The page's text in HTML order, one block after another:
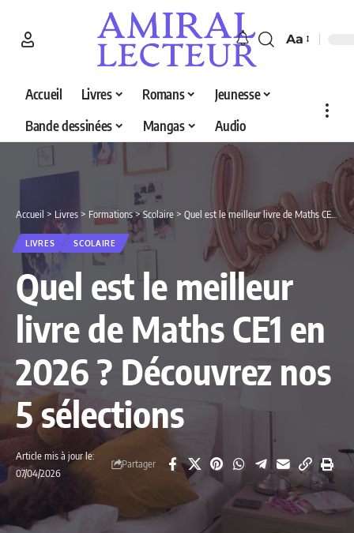
Aa
Accueil Livres Romans
Jeunesse
Bande dessinées
Mangas Audio
Accueil > Livres > Formations>Scolaire > Quel est le meilleur livre de Maths CE1 en 2026 ? Découvrez nos 5 sélections
LIVRES SCOLAIRE
Quel est le meilleur
livre de Maths CE1 en
2026 ? Découvrez nos
5 sélections
Article mis à jour le:
07/04/2026
Partager